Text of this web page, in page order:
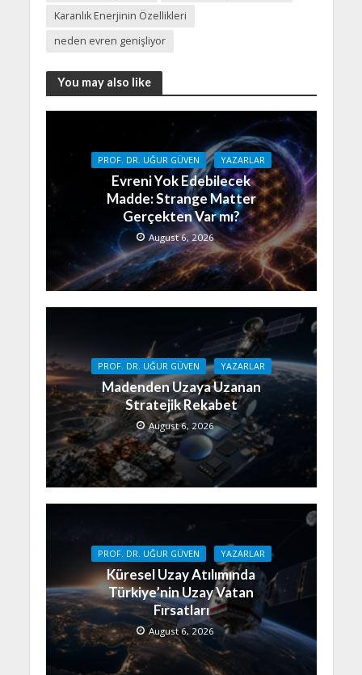
Karanlık Enerjinin Özellikleri
neden evren genişliyor
You may also like
PROF. DR. UĞUR GÜVEN YAZARLAR
Evreni Yok Edebilecek
Madde: Strange Matter
Gerçekten Var mı?
August 6, 2026
PROF. DR. UĞUR GÜVEN YAZARLAR
Madenden Uzaya Uzanan
Stratejik Rekabet
August 6, 2026
PROF. DR. UĞUR GÜVEN YAZARLAR
Küresel Uzay Atılımında
Türkiye’nin Uzay Vatan
Fırsatları
August 6, 2026